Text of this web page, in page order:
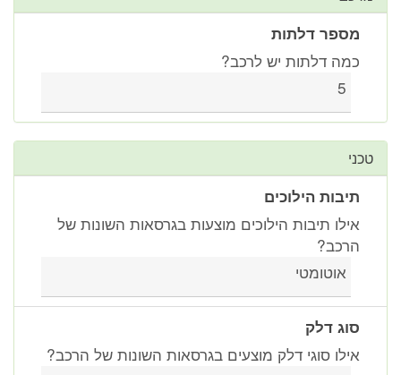
מספר דלתות
כמה דלתות יש לרכב?
5
טכני
תיבות הילוכים
אילו תיבות הילוכים מוצעות בגרסאות השונות של
הרכב?
אוטומטי
סוג דלק
אילו סוגי דלק מוצעים בגרסאות השונות של הרכב?